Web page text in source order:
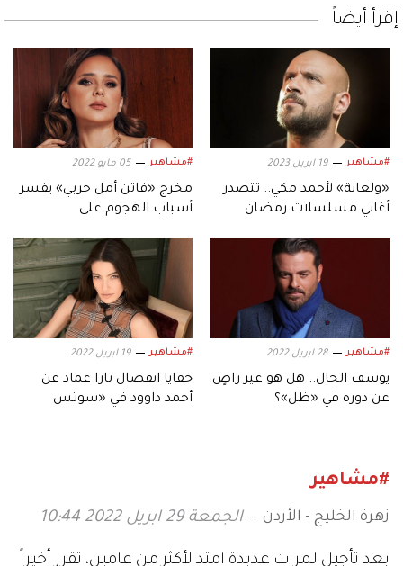
إقرأ أيضاً
#مشاهير 19 ابريل 2023
«ولعانة» لأحمد مكي.. تتصدر
أغاني مسلسلات رمضان
#مشاهير 05 مايو 2022
مخرج «فاتن أمل حربي» يفسر
أسباب الهجوم على
#مشاهير 28 ابريل 2022
يوسف الخال.. هل هو غير راضٍ
عن دوره في «ظل»؟
#مشاهير 19 ابريل 2022
خفايا انفصال تارا عماد عن
أحمد داوود في «سوتس
#مشاهير
زهرة الخليج - الأردن الجمعة 29 ابريل 2022 10:44
بعد تأجيل لمرات عديدة امتد لأكثر من عامين، تقرر أخيراً